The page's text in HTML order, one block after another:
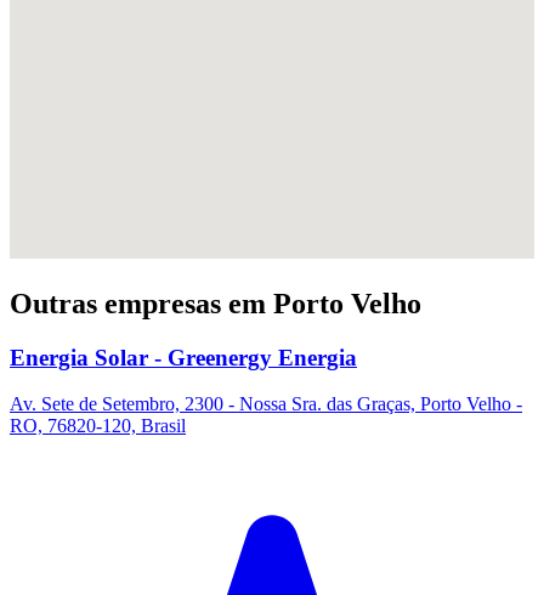
Outras empresas em Porto Velho
Energia Solar - Greenergy Energia
Av. Sete de Setembro, 2300 - Nossa Sra. das Graças, Porto Velho -
RO, 76820-120, Brasil